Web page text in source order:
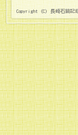
Copyright (C) 長崎石鍋